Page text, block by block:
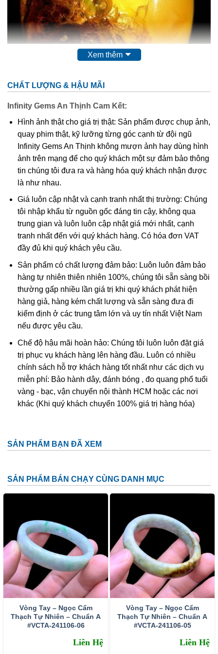
Hình 1: Quả trứng hổ phách – Xuất xứ: Colombia
Hổ phách (Amber), còn được gọi là huyết phách, minh
phách, hồng tùng chi, tiếng Latinh: succinum, là nhựa cây
đã hóa đá (hóa thạch) từ thời đại đồ đá mới, được đánh
giá cao về màu sắc và vẻ đẹp tự nhiên. Các phân tích cho
thấy hổ phách có công thức cấu tạo là C
là (C10 H16O)4. Hổ phách thường gặp dưới dạng khối nhựa
cứng hoặc dạng nhũ đá với các khối to nhỏ không đều
nhau, nhìn trong suốt với màu rất đẹp; một số trường hợp
còn thấy rõ trong mảnh hổ phách chứa các động vật hóa
thạch nguyên vẹn. Đem đun nóng, hổ phách tỏa mùi
hương dễ chịu. Hổ phách dẫn nhiệt rất kém. Thales đã
phát hiện ra từ 600 năm trước Công nguyên rằng khi chà
xát liên tục vào miếng vải hoặc miếng len thì hổ phách sinh
điện.
Hổ phách được sử dụng trong nhiều công nghệ. Đông y cổ
tâm, can, phế và bàng quang; có tác dụng an thần, định
kinh, lợi tiểu tiện, tán ư huyết; chỉ dành cho người hỏa suy,
thủy thịnh. Vì dễ mài giũa và cắt gọt, hổ phách trở thành vật
liệu quý đối với ngành thủ công mỹ nghệ: chế biến tẩu
thuốc, làm nhiều món trang sức đắt tiền như mặt nhẫn, sợi
dây chuyền, cườm tay, hoa tai, v.v…
Hình 2: Hổ phách muốn tồn tại phải vượt qua mọi thử thách của
thiên nhiên, trở nên long lanh rực rỡ
Do hổ phách cổ đại hiếm như vậy, để đáp ứng nhu cầu
Xem thêm
CHẤT LƯỢNG & HẬU MÃI
Infinity Gems An Thịnh Cam Kết:
Hình ảnh thật cho giá trị thật: Sản phẩm được chụp ảnh,
quay phim thật, kỹ lưỡng từng góc cạnh từ đội ngũ
Infinity Gems An Thịnh không mượn ảnh hay dùng hình
ảnh trên mạng để cho quý khách một sự đảm bảo thông
tin chúng tôi đưa ra và hàng hóa quý khách nhận được
là như nhau.
Giá luôn cập nhật và cạnh tranh nhất thị trường: Chúng
tôi nhập khẩu từ nguồn gốc đáng tin cậy, không qua
trung gian và luôn luôn cập nhật giá mới nhất, cạnh
tranh nhất đến với quý khách hàng. Có hóa đơn VAT
đầy đủ khi quý khách yêu cầu.
Sản phẩm có chất lượng đảm bảo: Luôn luôn đảm bảo
hàng tự nhiên thiên nhiên 100%, chúng tôi sẵn sàng bồi
thường gấp nhiều lần giá trị khi quý khách phát hiện
hàng giả, hàng kém chất lượng và sẵn sàng đưa đi
kiểm định ở các trung tâm lớn và uy tín nhất Việt Nam
nếu được yêu cầu.
Chế độ hậu mãi hoàn hảo: Chúng tôi luôn luôn đặt giá
trị phục vụ khách hàng lên hàng đầu. Luôn có nhiều
chính sách hỗ trợ khách hàng tốt nhất như các dịch vụ
miễn phí: Bảo hành dây, đánh bóng , đo quang phổ tuổi
vàng - bạc, vận chuyển nội thành HCM hoặc các nơi
khác (Khi quý khách chuyển 100% giá trị hàng hóa)
SẢN PHẨM BẠN ĐÃ XEM
SẢN PHẨM BÁN CHẠY CÙNG DANH MỤC
Vòng Tay – Ngọc Cẩm
Thạch Tự Nhiên – Chuẩn A
#VCTA-241106-06
Liên Hệ
Vòng Tay – Ngọc Cẩm
Thạch Tự Nhiên – Chuẩn A
#VCTA-241106-05
Liên Hệ